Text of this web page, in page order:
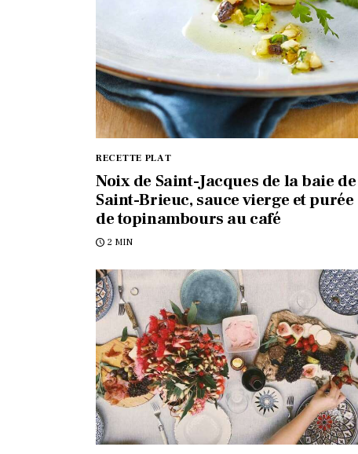
RECETTE PLAT
Noix de Saint-Jacques de la baie de
Saint-Brieuc, sauce vierge et purée
de topinambours au café
2 MIN